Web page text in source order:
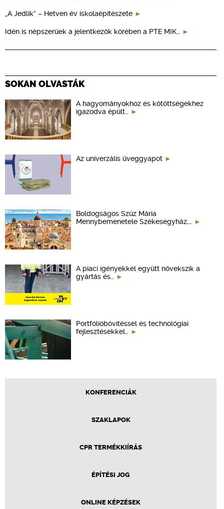
„A Jedlik” – Hetven év iskolaépítészete
Idén is népszerűek a jelentkezők körében a PTE MIK…
SOKAN OLVASTÁK
A hagyományokhoz és kötöttségekhez
igazodva épült…
Az univerzális üveggyapot
Boldogságos Szűz Mária
Mennybemenetele Székesegyház,…
A piaci igényekkel együtt növekszik a
gyártás és…
Portfólióbővítéssel és technológiai
fejlesztésekkel…
KONFERENCIÁK
SZAKLAPOK
CPR TERMÉKKIÍRÁS
ÉPÍTÉSI JOG
ONLINE KÉPZÉSEK